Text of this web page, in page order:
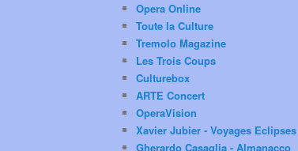
Opera Online
Toute la Culture
Tremolo Magazine
Les Trois Coups
Culturebox
ARTE Concert
OperaVision
Xavier Jubier - Voyages Eclipses
Gherardo Casaglia - Almanacco